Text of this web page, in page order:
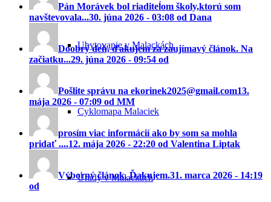
Ubytovanie v Malackách
Cyklomapa Malaciek
Úrady v Malackách
Pán Morávek bol riaditeĺom školy,ktorú som
navštevovala...30. júna 2026 - 03:08 od Dana
Doobrý deň, ďakujem za zaujímavý článok. Na
začiatku...29. júna 2026 - 09:54 od
Pošlite správu na ekorinek2025@gmail.com13.
mája 2026 - 07:09 od MM
prosím viac informácií ako by som sa mohla
pridať ....12. mája 2026 - 22:20 od Valentina Liptak
Výborný článok. Ďakujem.31. marca 2026 - 14:19
od